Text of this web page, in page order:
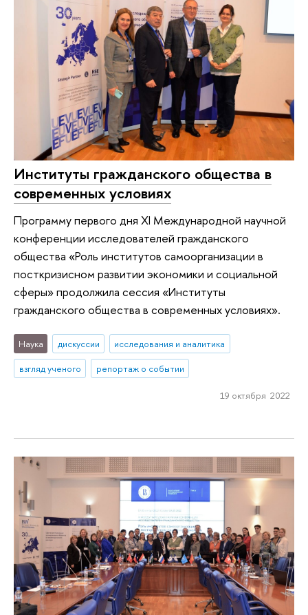
Институты гражданского общества в
современных условиях
Программу первого дня XI Международной научной
конференции исследователей гражданского
общества «Роль институтов самоорганизации в
посткризисном развитии экономики и социальной
сферы» продолжила сессия «Институты
гражданского общества в современных условиях».
Наука дискуссии
исследования и аналитика
взгляд ученого
репортаж о событии
19 октября 2022